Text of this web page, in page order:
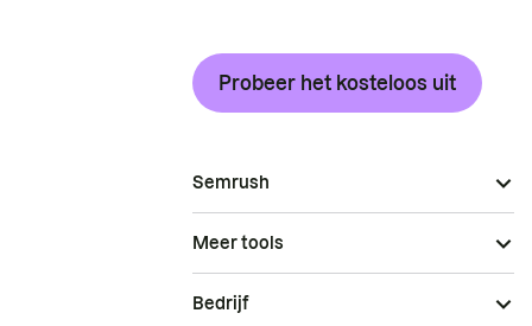
Probeer het kosteloos uit
Semrush
Meer tools
Bedrijf